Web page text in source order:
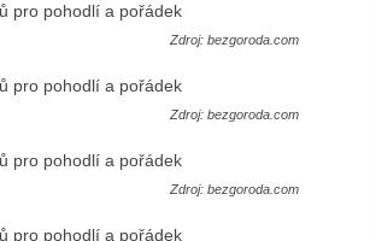
Zdroj: bezgoroda.com
Zdroj: bezgoroda.com
Zdroj: bezgoroda.com